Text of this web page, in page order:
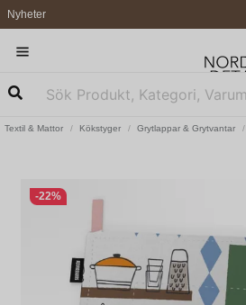
Nyheter
Textil & Mattor Kökstyger Grytlappar & Grytvantar
-22%